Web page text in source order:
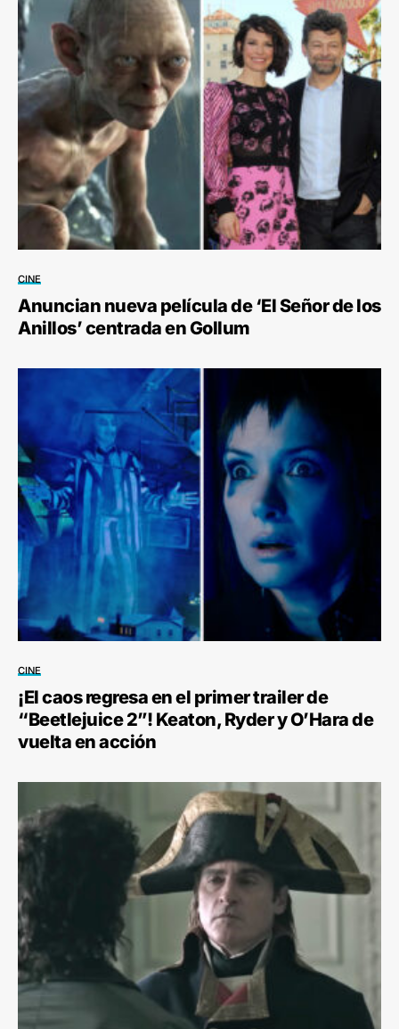
CINE
Anuncian nueva película de ‘El Señor de los
Anillos’ centrada en Gollum
CINE
¡El caos regresa en el primer trailer de
“Beetlejuice 2”! Keaton, Ryder y O’Hara de
vuelta en acción